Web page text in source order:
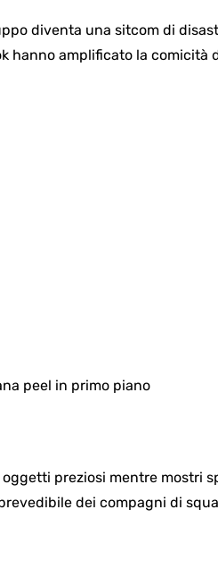
diventa una sitcom di
hanno amplificato la
preziosi mentre mostri
dei compagni di